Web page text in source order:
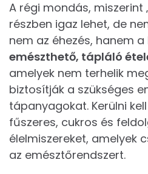
A régi mondás, miszerint
részben igaz lehet, de
nem az éhezés, hanem a
emészthető, tápláló
amelyek nem terhelik
biztosítják a szükséges
tápanyagokat. Kerülni
fűszeres, cukros és
élelmiszereket, amelyek
az emésztőrendszert.